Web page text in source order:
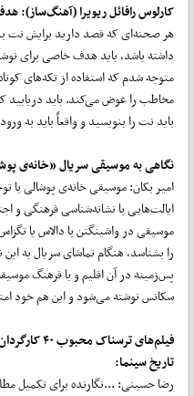
کارلوس رافائل ریویرا (آهنگ‌ساز):
هر صحنه‌ای که قصد دارید برایش نت
داشته باشد، باید هدف خاصی برای
متوجه شدم که استفاده از تکه‌های
مخاطب را عوض می‌کند. باید
باید نت را بنویسید و واقعاً باید به
نگاهی به موسیقی سریال «خانه‌ی
امیر بکان: موسیقی خانه‌ی پوشالی با
ایالت‌هایی با نشانه‌شناسی فرهنگی و
موسیقی در واشینگتن با دالاس یا
را بشناسد، هنگام تماشای سریال به
پس‌زمینه در آن اقلیم و با فرهنگ
سکانس نوشته می‌شود و این هم خود
فیلم‌های
تاریخ سینما:
رضا حسینی: ...نگارنده برای تکمیل